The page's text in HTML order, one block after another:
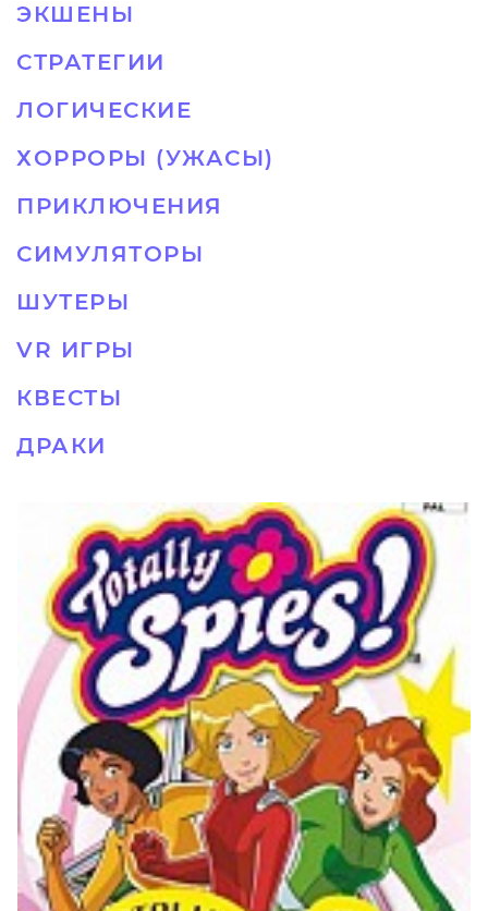
ЭКШЕНЫ
СТРАТЕГИИ
ЛОГИЧЕСКИЕ
ХОРРОРЫ (УЖАСЫ)
ПРИКЛЮЧЕНИЯ
СИМУЛЯТОРЫ
ШУТЕРЫ
VR ИГРЫ
КВЕСТЫ
ДРАКИ